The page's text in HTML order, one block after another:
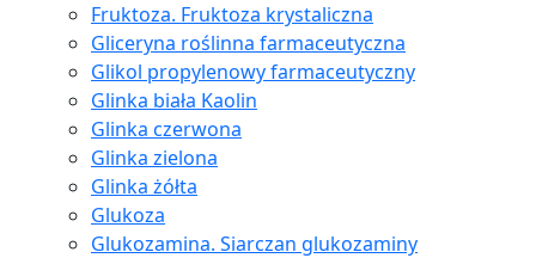
Fruktoza. Fruktoza krystaliczna
Gliceryna roślinna farmaceutyczna
Glikol propylenowy farmaceutyczny
Glinka biała Kaolin
Glinka czerwona
Glinka zielona
Glinka żółta
Glukoza
Glukozamina. Siarczan glukozaminy